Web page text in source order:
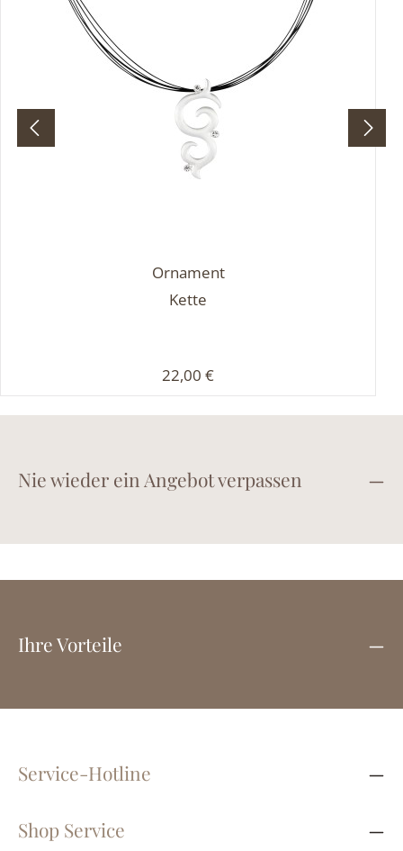
Ornament
Kette
Regulärer Preis:
22,00 €
Nie wieder ein Angebot verpassen
Ihre Vorteile
Service-Hotline
Shop Service